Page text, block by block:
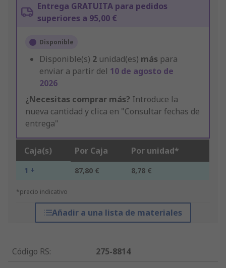
Entrega GRATUITA para pedidos
superiores a 95,00 €
Disponible
Disponible(s) 2 unidad(es) más para
enviar a partir del 10 de agosto de
2026
¿Necesitas comprar más? Introduce la
nueva cantidad y clica en "Consultar fechas de
entrega"
Caja(s) Por Caja Por unidad*
1 + 87,80 € 8,78 €
*precio indicativo
Añadir a una lista de materiales
Código RS:
275-8814